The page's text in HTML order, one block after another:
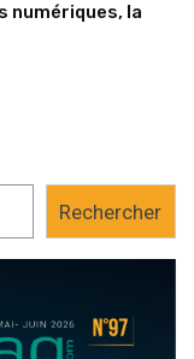
numériques, la
Rechercher